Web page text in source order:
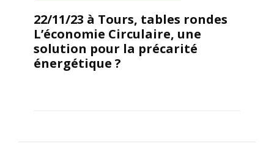
22/11/23 à Tours, tables rondes
L’économie Circulaire, une
solution pour la précarité
énergétique ?